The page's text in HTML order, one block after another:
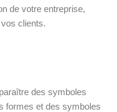
de votre entreprise,
clients.
des symboles
formes et des symboles